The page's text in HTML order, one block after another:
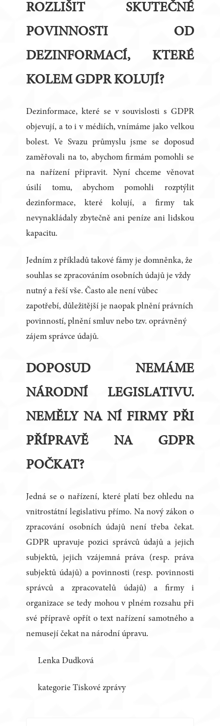
ROZLIŠIT SKUTEČNÉ
POVINNOSTI OD
DEZINFORMACÍ, KTERÉ
KOLEM GDPR KOLUJÍ?
Dezinformace, které se v souvislosti s GDPR
objevují, a to i v médiích, vnímáme jako velkou
bolest. Ve Svazu průmyslu jsme se doposud
zaměřovali na to, abychom firmám pomohli se
na nařízení připravit. Nyní chceme věnovat
úsilí tomu, abychom pomohli rozptýlit
dezinformace, které kolují, a firmy tak
nevynakládaly zbytečně ani peníze ani lidskou
kapacitu.
Jedním z příkladů takové fámy je domněnka, že
souhlas se zpracováním osobních údajů je vždy
nutný a řeší vše. Často ale není vůbec
zapotřebí, důležitější je naopak plnění právních
povinností, plnění smluv nebo tzv. oprávněný
zájem správce údajů.
DOPOSUD NEMÁME
NÁRODNÍ LEGISLATIVU.
NEMĚLY NA NÍ FIRMY PŘI
PŘÍPRAVĚ NA GDPR
POČKAT?
Jedná se o nařízení, které platí bez ohledu na
vnitrostátní legislativu přímo. Na nový zákon o
zpracování osobních údajů není třeba čekat.
GDPR upravuje pozici správců údajů a jejich
subjektů, jejich vzájemná práva (resp. práva
subjektů údajů) a povinnosti (resp. povinnosti
správců a zpracovatelů údajů) a firmy i
organizace se tedy mohou v plném rozsahu při
své přípravě opřít o text nařízení samotného a
nemusejí čekat na národní úpravu.
Lenka Dudková
kategorie Tiskové zprávy